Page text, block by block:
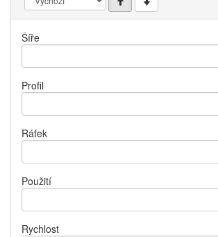
Šíře
Profil
Ráfek
Použití
Rychlost